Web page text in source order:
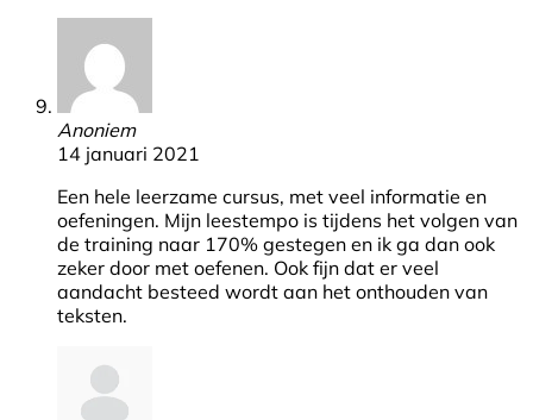
Anoniem
14 januari 2021
Een hele leerzame cursus, met veel informatie en
oefeningen. Mijn leestempo is tijdens het volgen van
de training naar 170% gestegen en ik ga dan ook
zeker door met oefenen. Ook fijn dat er veel
aandacht besteed wordt aan het onthouden van
teksten.